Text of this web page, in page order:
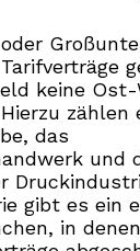
keine
zählen
das
und
gibt es ein
in